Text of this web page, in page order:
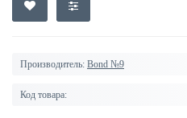
Производитель: Bond №9
Код товара: